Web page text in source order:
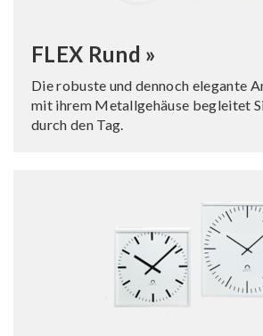
FLEX Rund »
Die robuste und dennoch elegante
mit ihrem Metallgehäuse begleitet
durch den Tag.